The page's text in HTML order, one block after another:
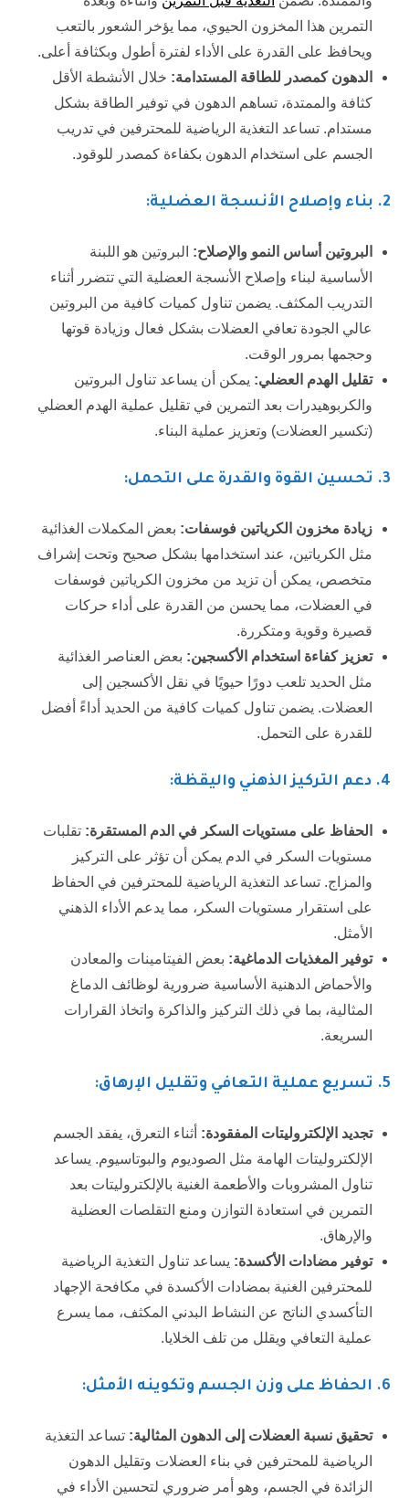
التمرين هذا المخزون الحيوي، مما يؤخر الشعور بالتعب
ويحافظ على القدرة على الأداء لفترة أطول وبكثافة أعلى.
الدهون كمصدر للطاقة المستدامة: خلال الأنشطة الأقل
كثافة والممتدة، تساهم الدهون في توفير الطاقة بشكل
مستدام. تساعد التغذية الرياضية للمحترفين في تدريب
الجسم على استخدام الدهون بكفاءة كمصدر للوقود.
2. بناء وإصلاح الأنسجة العضلية:
البروتين أساس النمو والإصلاح: البروتين هو اللبنة
الأساسية لبناء وإصلاح الأنسجة العضلية التي تتضرر أثناء
التدريب المكثف. يضمن تناول كميات كافية من البروتين
عالي الجودة تعافي العضلات بشكل فعال وزيادة قوتها
وحجمها بمرور الوقت.
تقليل الهدم العضلي: يمكن أن يساعد تناول البروتين
والكربوهيدرات بعد التمرين في تقليل عملية الهدم العضلي
(تكسير العضلات) وتعزيز عملية البناء.
3. تحسين القوة والقدرة على التحمل:
زيادة مخزون الكرياتين فوسفات: بعض المكملات الغذائية
مثل الكرياتين، عند استخدامها بشكل صحيح وتحت إشراف
متخصص، يمكن أن تزيد من مخزون الكرياتين فوسفات
في العضلات، مما يحسن من القدرة على أداء حركات
قصيرة وقوية ومتكررة.
تعزيز كفاءة استخدام الأكسجين: بعض العناصر الغذائية
مثل الحديد تلعب دورًا حيويًا في نقل الأكسجين إلى
العضلات. يضمن تناول كميات كافية من الحديد أداءً أفضل
للقدرة على التحمل.
4. دعم التركيز الذهني واليقظة:
الحفاظ على مستويات السكر في الدم المستقرة: تقلبات
مستويات السكر في الدم يمكن أن تؤثر على التركيز
والمزاج. تساعد التغذية الرياضية للمحترفين في الحفاظ
على استقرار مستويات السكر، مما يدعم الأداء الذهني
الأمثل.
توفير المغذيات الدماغية: بعض الفيتامينات والمعادن
والأحماض الدهنية الأساسية ضرورية لوظائف الدماغ
المثالية، بما في ذلك التركيز والذاكرة واتخاذ القرارات
السريعة.
5. تسريع عملية التعافي وتقليل الإرهاق:
تجديد الإلكتروليتات المفقودة: أثناء التعرق، يفقد الجسم
الإلكتروليتات الهامة مثل الصوديوم والبوتاسيوم. يساعد
تناول المشروبات والأطعمة الغنية بالإلكتروليتات بعد
التمرين في استعادة التوازن ومنع التقلصات العضلية
والإرهاق.
توفير مضادات الأكسدة: يساعد تناول التغذية الرياضية
للمحترفين الغنية بمضادات الأكسدة في مكافحة الإجهاد
التأكسدي الناتج عن النشاط البدني المكثف، مما يسرع
عملية التعافي ويقلل من تلف الخلايا.
6. الحفاظ على وزن الجسم وتكوينه الأمثل:
تحقيق نسبة العضلات إلى الدهون المثالية: تساعد التغذية
الرياضية للمحترفين في بناء العضلات وتقليل الدهون
الزائدة في الجسم، وهو أمر ضروري لتحسين الأداء في